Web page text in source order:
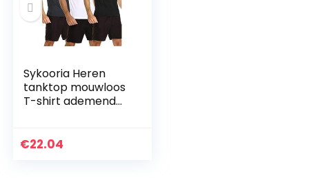
Sykooria Heren
tanktop mouwloos
T-shirt ademend
vest voor sport
€22.04